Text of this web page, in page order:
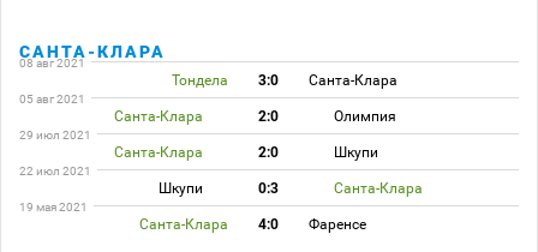
САНТА-КЛАРА
08 авг 2021
Тондела 3:0 Санта-Клара
05 авг 2021
Санта-Клара 2:0 Олимпия
29 июл 2021
Санта-Клара 2:0 Шкупи
22 июл 2021
Шкупи 0:3 Санта-Клара
19 мая 2021
Санта-Клара 4:0 Фаренсе